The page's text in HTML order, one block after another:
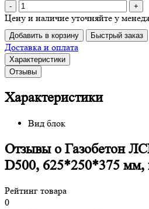
- +
Цену и наличие уточняйте у
Добавить в корзину Быстрый заказ
Доставка и оплата
Характеристики
Отзывы
Характеристики
Вид блок
Отзывы о Газобетон
D500, 625*250*375 мм,
Рейтинг товара
0